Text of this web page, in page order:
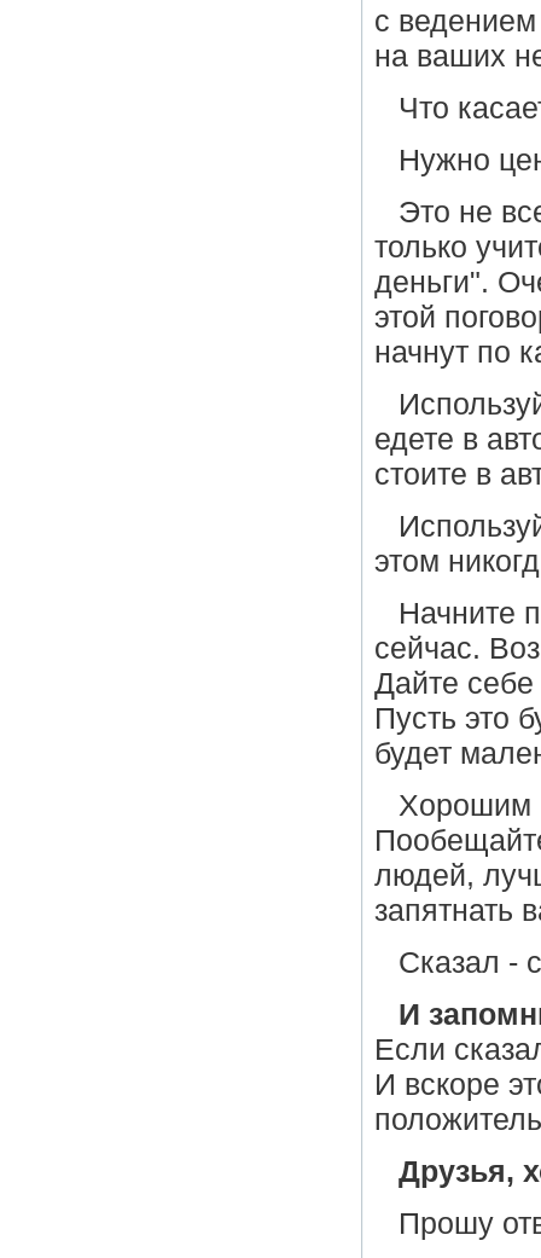
с
на ваших
Что
Нужно
Это не
только
деньги".
этой
начнут по
едете в
стоите в
этом
Начните
сейчас.
Дайте себе
Пусть это
будет
Хорошим
людей,
запятнать
Сказал -
И
Если
И вскоре
Друзья,
Прошу